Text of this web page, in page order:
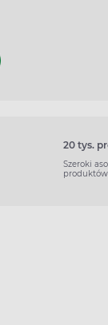
20 tys.
Szeroki
produktów